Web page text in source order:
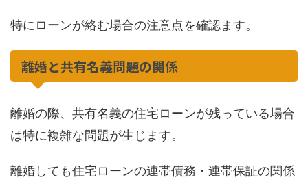
特にローンが絡む場合の注意点を確認ます。
離婚と共有名義問題の関係
離婚の際、共有名義の住宅ローンが残っている場合
は特に複雑な問題が生じます。
離婚しても住宅ローンの連帯債務・連帯保証の関係